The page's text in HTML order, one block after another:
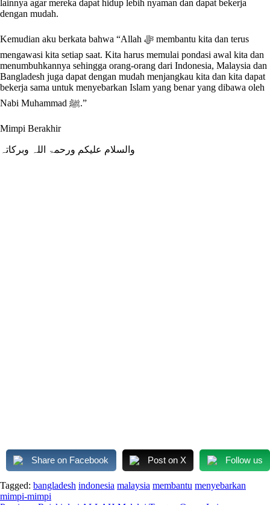
lainnya agar mereka dapat hidup lebih nyaman dan dapat bekerja
dengan mudah.
Kemudian aku berkata bahwa “Allah ﷻ membantu kita dan terus
mengawasi kita setiap saat. Kita harus memulai pondasi awal kita dan
menumbuhkannya sehingga orang-orang dari Indonesia, Malaysia dan
Bangladesh juga dapat dengan mudah menjangkau kita dan kita dapat
bekerja sama untuk menyebarkan Islam yang benar yang dibawa oleh
Nabi Muhammad ﷺ.”
Mimpi Berakhir
والسلام علیکم ورحمۃ اللہ وبرکاتہ
Share on Facebook Post on X Follow us
Tagged: bangladesh indonesia malaysia membantu menyebarkan
mimpi-mimpi